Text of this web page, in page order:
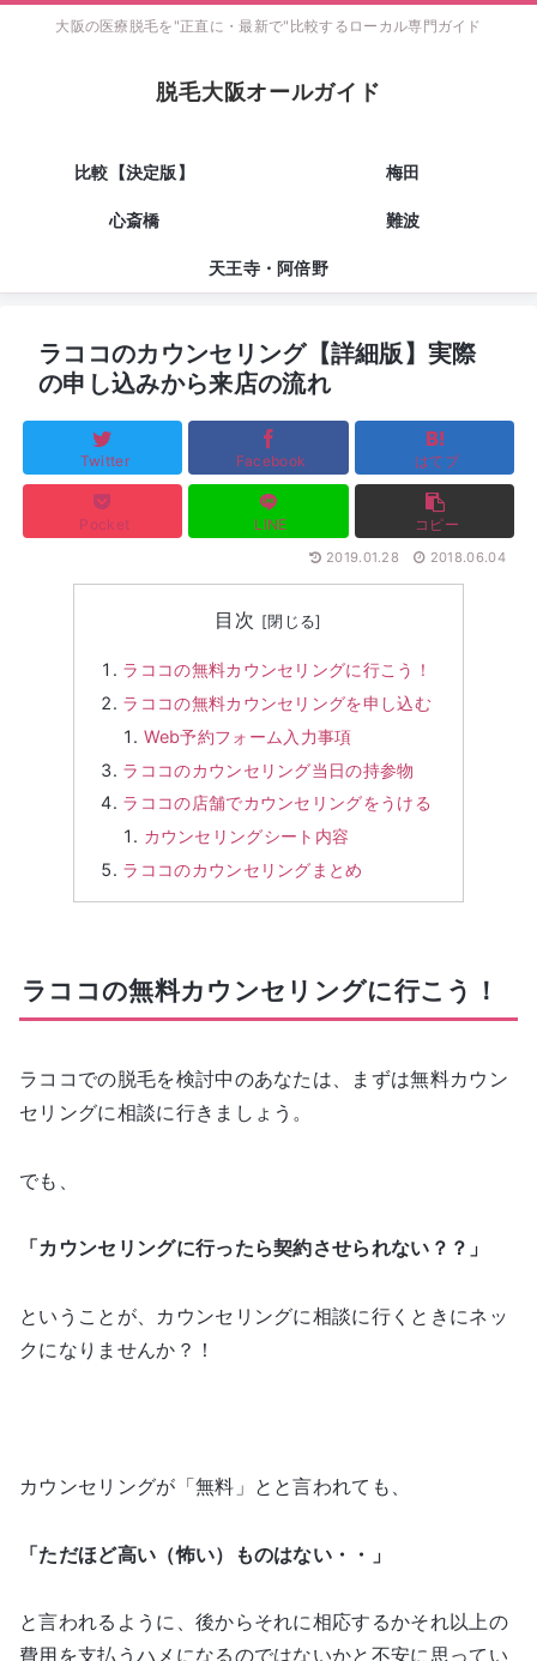
大阪の医療脱毛を"正直に・最新で"比較するローカル専門ガイド
脱毛大阪オールガイド
比較【決定版】 梅田
心斎橋 難波
天王寺・阿倍野
ラココのカウンセリング【詳細版】実際
の申し込みから来店の流れ
Twitter Facebook はてブ
Pocket LINE コピー
2019.01.28 2018.06.04
目次
ラココの無料カウンセリングに行こう！
ラココの無料カウンセリングを申し込む
Web予約フォーム入力事項
ラココのカウンセリング当日の持参物
ラココの店舗でカウンセリングをうける
カウンセリングシート内容
ラココのカウンセリングまとめ
ラココの無料カウンセリングに行こう！
ラココでの脱毛を検討中のあなたは、まずは無料カウン
セリングに相談に行きましょう。
でも、
「カウンセリングに行ったら契約させられない？？」
ということが、カウンセリングに相談に行くときにネッ
クになりませんか？！
カウンセリングが「無料」とと言われても、
「ただほど高い（怖い）ものはない・・」
と言われるように、後からそれに相応するかそれ以上の
費用を支払うハメになるのではないかと不安に思ってい